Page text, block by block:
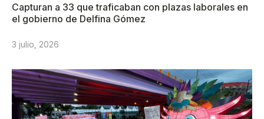
Capturan a 33 que traficaban con plazas laborales en
el gobierno de Delfina Gómez
3 julio, 2026